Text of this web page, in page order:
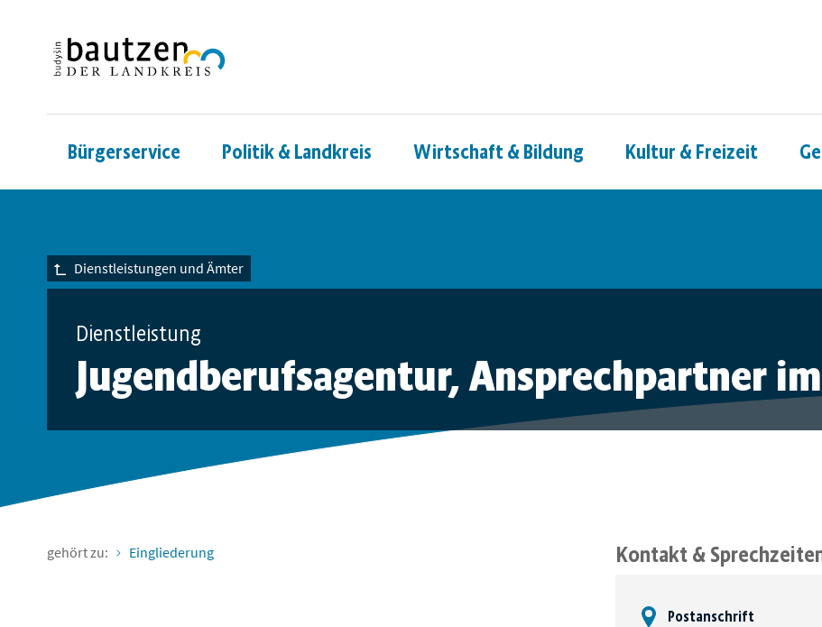
Bürgerservice Politik & Landkreis Wirtschaft & Bildung Kultur & Freizeit
Dienstleistungen und Ämter
Dienstleistung
Jugendberufsagentur, Ansprechpartner
gehört zu: Eingliederung Kontakt &
Postanschrift